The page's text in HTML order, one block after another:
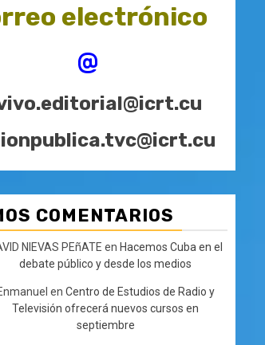
electrónico
@
COMENTARIOS
NIEVAS PEñATE en Hacemos Cuba en el
debate público y desde los medios
en Centro de Estudios de Radio y
Televisión ofrecerá nuevos cursos en
septiembre